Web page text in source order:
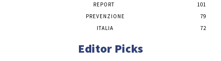
REPORT
101
PREVENZIONE
79
ITALIA
72
Editor Picks